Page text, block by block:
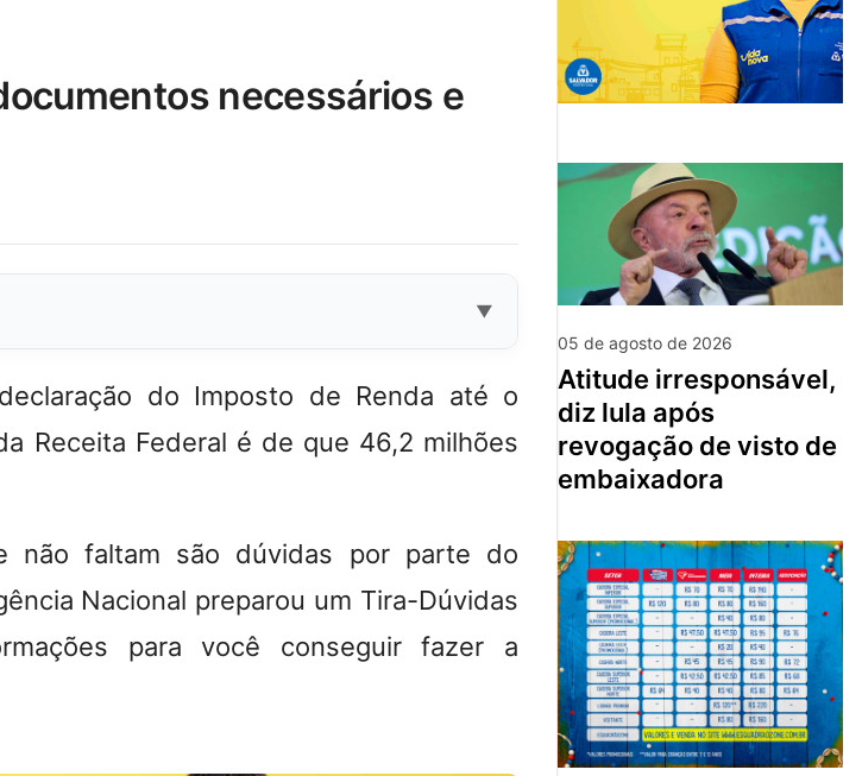
do Imposto de Renda até o
Receita Federal é de que 46,2 milhões
não faltam são dúvidas por parte do
Nacional preparou um Tira-Dúvidas
para você conseguir fazer a
05 de agosto de 2026
atitude irresponsável,
diz lula após
revogação de visto de
embaixadora